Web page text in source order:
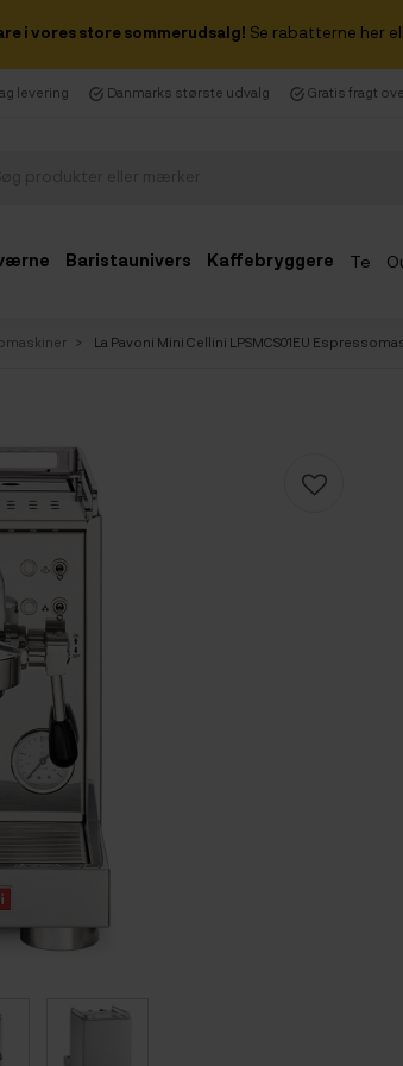
i vores store sommerudsalg! Se rabatterne her
levering Danmarks største udvalg Gratis fragt
Baristaunivers Kaffebryggere Te
La Pavoni Mini Cellini LPSMCS01EU